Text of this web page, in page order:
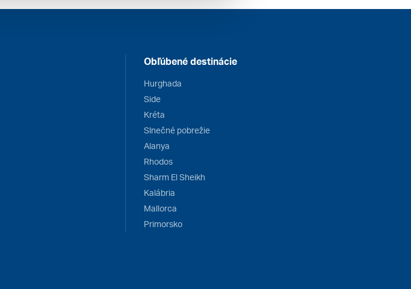
Obľúbené destinácie
Hurghada
Side
Kréta
Slnečné pobrežie
Alanya
Rhodos
Sharm El Sheikh
Kalábria
Mallorca
Primorsko